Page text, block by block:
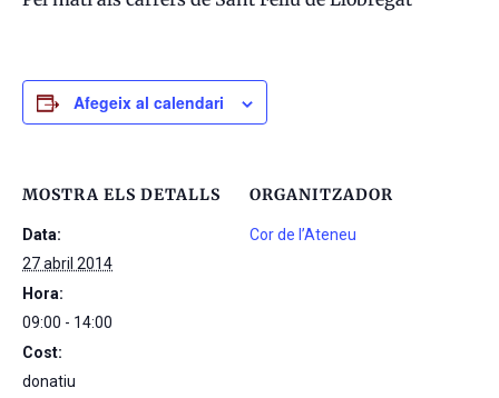
Afegeix al calendari
MOSTRA ELS DETALLS
Data:
27 abril 2014
Hora:
09:00 - 14:00
Cost:
donatiu
ORGANITZADOR
Cor de l’Ateneu